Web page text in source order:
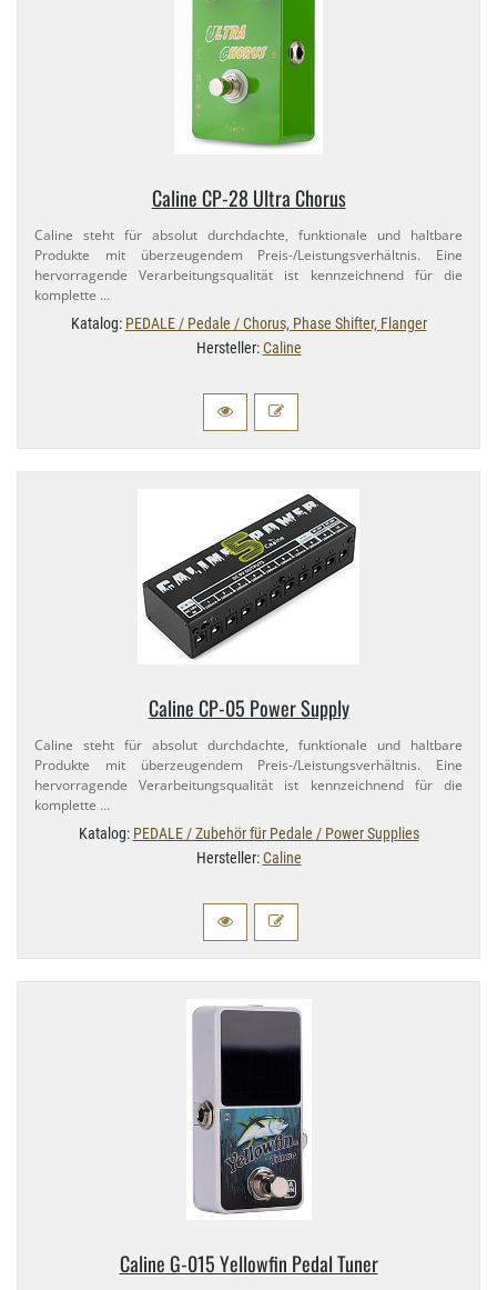
Caline CP-​28 Ultra Chorus
Caline steht für absolut durchdachte, funktionale und haltbare
Produkte mit überzeugendem Preis-​/Leistungsverhältnis. Eine
hervorragende Verarbeitungsqualität ist kennzeichnend für die
komplette …
Katalog: PEDALE / Pedale / Chorus, Phase Shifter, Flanger
Hersteller:Caline
Caline CP-​05 Power Supply
Caline steht für absolut durchdachte, funktionale und haltbare
Produkte mit überzeugendem Preis-​/Leistungsverhältnis. Eine
hervorragende Verarbeitungsqualität ist kennzeichnend für die
komplette …
Katalog: PEDALE / Zubehör für Pedale / Power Supplies
Hersteller:Caline
Caline G-​015 Yellowfin Pedal Tuner